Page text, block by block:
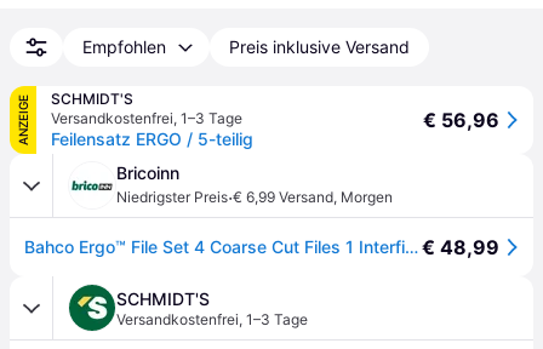
Empfohlen Preis inklusive Versand
ANZEIGE
SCHMIDT'S
Versandkostenfrei, 1–3 Tage
Feilensatz ERGO / 5-teilig
€ 56,96
Bricoinn
Niedrigster Preis·€ 6,99 Versand, Morgen
Bahco Ergo™ File Set 4 Coarse Cut Files 1 Interfine Chopped File 250 Mm 5 Units Orange€ 48,99
SCHMIDT'S
Versandkostenfrei, 1–3 Tage